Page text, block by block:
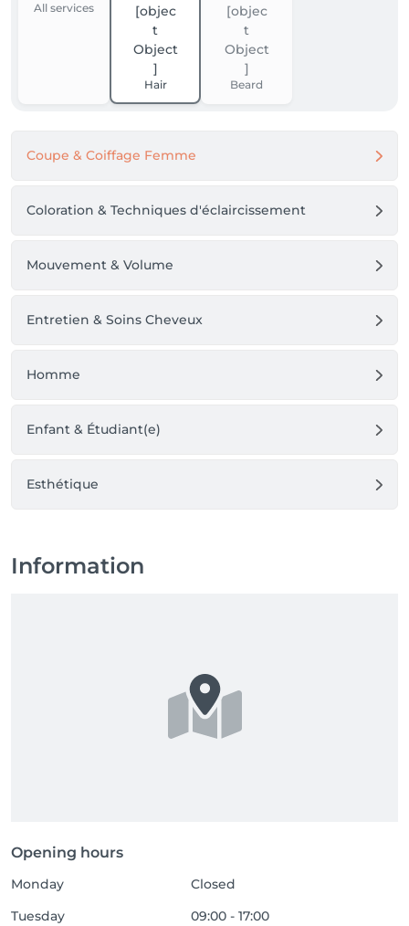
All services
Hair Beard
Coupe & Coiffage Femme
Coloration & Techniques d'éclaircissement
Mouvement & Volume
Entretien & Soins Cheveux
Homme
Enfant & Étudiant(e)
Esthétique
Information
Opening hours
Monday
Closed
Tuesday
09:00 - 17:00